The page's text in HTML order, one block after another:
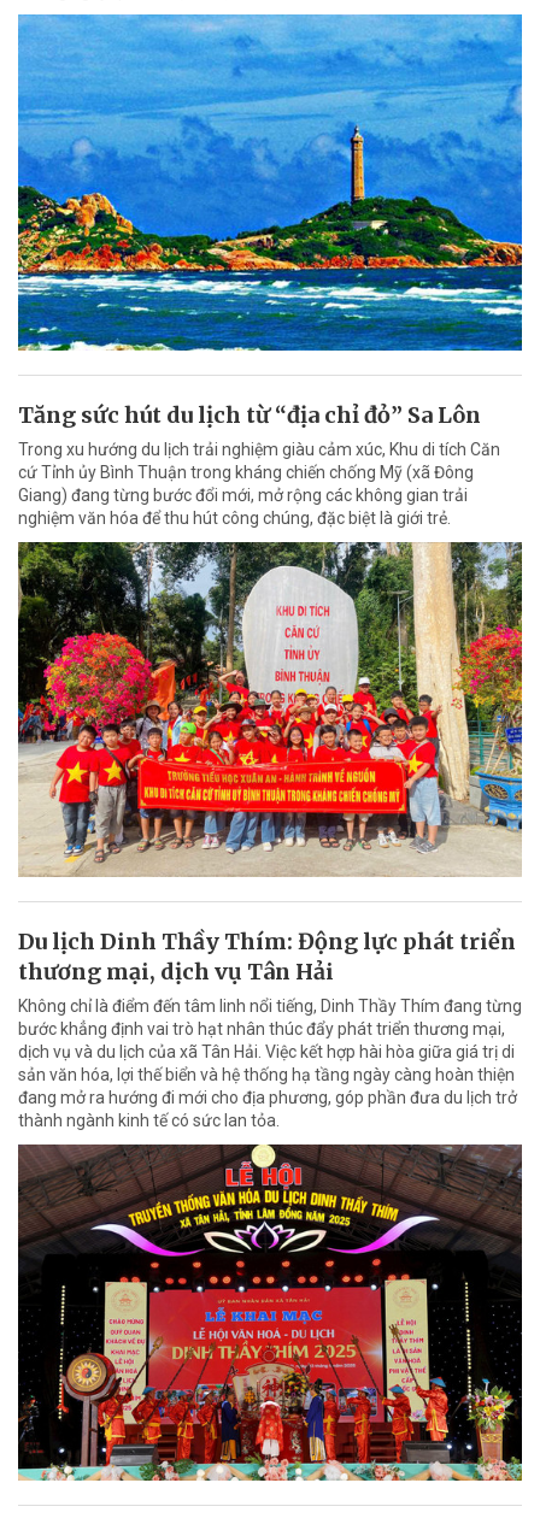
Tăng sức hút du lịch từ “địa chỉ đỏ” Sa Lôn
Trong xu hướng du lịch trải nghiệm giàu cảm xúc, Khu di tích Căn
cứ Tỉnh ủy Bình Thuận trong kháng chiến chống Mỹ (xã Đông
Giang) đang từng bước đổi mới, mở rộng các không gian trải
nghiệm văn hóa để thu hút công chúng, đặc biệt là giới trẻ.
Du lịch Dinh Thầy Thím: Động lực phát triển
thương mại, dịch vụ Tân Hải
Không chỉ là điểm đến tâm linh nổi tiếng, Dinh Thầy Thím đang từng
bước khẳng định vai trò hạt nhân thúc đẩy phát triển thương mại,
dịch vụ và du lịch của xã Tân Hải. Việc kết hợp hài hòa giữa giá trị di
sản văn hóa, lợi thế biển và hệ thống hạ tầng ngày càng hoàn thiện
đang mở ra hướng đi mới cho địa phương, góp phần đưa du lịch trở
thành ngành kinh tế có sức lan tỏa.